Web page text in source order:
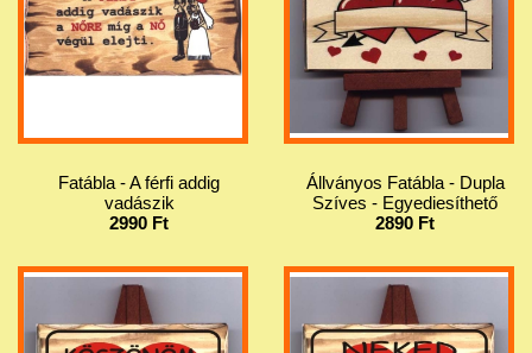
Fatábla - A férfi addig
vadászik
2990 Ft
Állványos Fatábla - Dupla
Szíves - Egyediesíthető
2890 Ft